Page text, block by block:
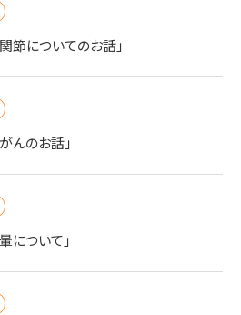
節についてのお話」
んのお話」
について」